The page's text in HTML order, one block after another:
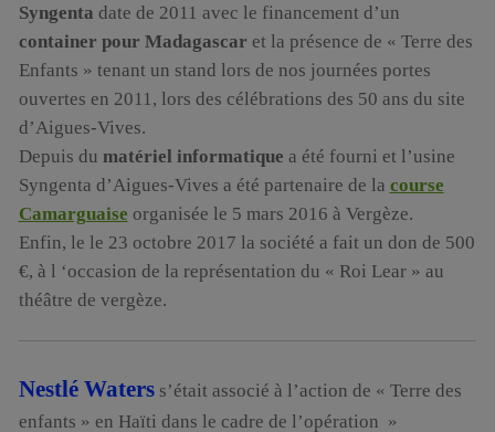
Syngenta date de 2011 avec le financement d’un
container pour Madagascar et la présence de « Terre des
Enfants » tenant un stand lors de nos journées portes
ouvertes en 2011, lors des célébrations des 50 ans du site
d’Aigues-Vives.
Depuis du matériel informatique a été fourni et l’usine
Syngenta d’Aigues-Vives a été partenaire de la course
Camarguaise organisée le 5 mars 2016 à Vergèze.
Enfin, le le 23 octobre 2017 la société a fait un don de 500
€, à l ‘occasion de la représentation du « Roi Lear » au
théâtre de vergèze.
Nestlé Waterss’était associé à l’action de « Terre des
enfants » en Haïti dans le cadre de l’opération »